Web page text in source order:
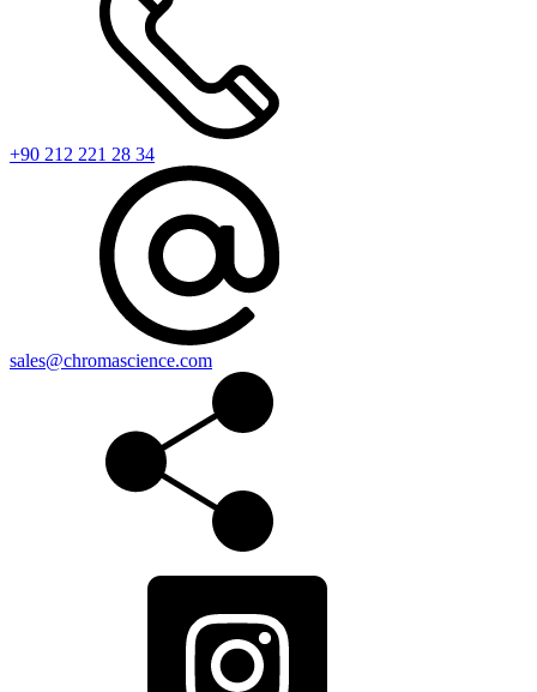
+90 212 221 28 34
sales@chromascience.com